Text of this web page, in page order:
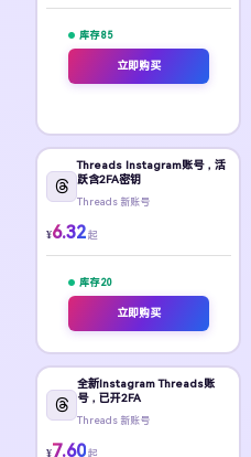
库存 85
立即购买
Threads Instagram账号，活
跃含2FA密钥
Threads 新账号
¥6.32 起
库存 20
立即购买
全新Instagram Threads账
号，已开2FA
Threads 新账号
¥7.60 起